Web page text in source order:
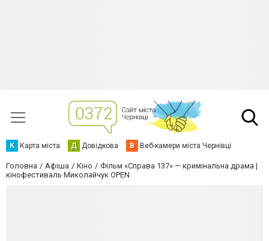
К Карта міста Д Довідкова В Веб-камери міста Чернівці
Головна Афіша Кіно
Фільм «Справа 137» — кримінальна драма |
кінофестиваль Миколайчук OPEN